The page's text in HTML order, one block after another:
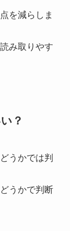
を減らしま
み取りやす
？
うかでは判
うかで判断